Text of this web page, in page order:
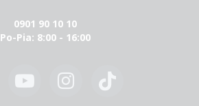
0901 90 10 10
Po-Pia: 8:00 - 16:00